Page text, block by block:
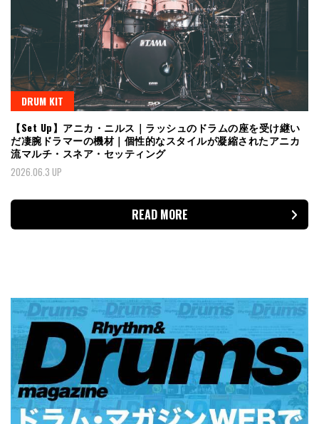
DRUM KIT
【Set Up】アニカ・ニルス｜ラッシュのドラムの座を受け継い
だ凄腕ドラマーの機材｜個性的なスタイルが凝縮されたアニカ
流マルチ・スネア・セッティング
2026.06.3 UP
READ MORE